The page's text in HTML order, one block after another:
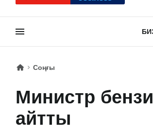
Соңғы
Министр
айтты